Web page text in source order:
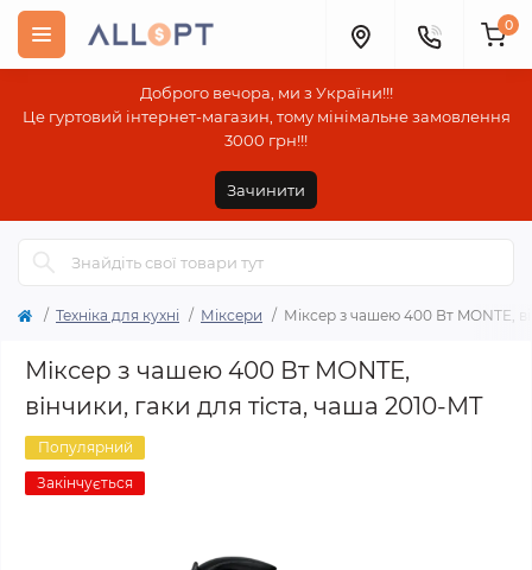
Доброго вечора, ми з України!!!
Це гуртовий інтернет-магазин, тому мінімальне замовлення
3000 грн!!!
Зачинити
0
Техніка для кухні Міксери Міксер з чашею 400 Вт MONTE,
Міксер з чашею 400 Вт MONTE,
вінчики, гаки для тіста, чаша 2010-MT
Популярний
Закінчується